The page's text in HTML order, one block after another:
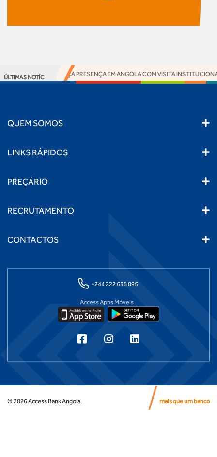
ÚLTIMAS NOTÍCIAS
ACCESS BANK REFORÇA PRESENÇA EM ANGOLA COM VISITA INSTITUCIONAL
QUEM SOMOS
LINKS RÁPIDOS
PREÇÁRIO
RECRUTAMENTO
CONTACTOS
+244 222 636 095
Access Apps Móveis
© 2026Access Bank Angola. mais que um banco